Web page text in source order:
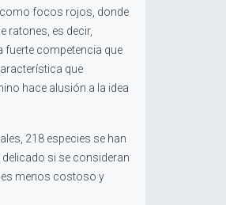
como focos rojos, donde
ratones, es decir,
fuerte competencia que
que
hace alusión a la idea
218 especies se han
si se consideran
es menos costoso y